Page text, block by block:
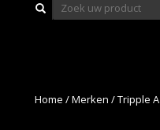
Home /Merken /Tripple A